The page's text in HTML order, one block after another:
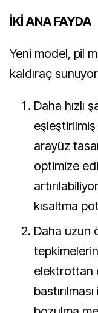
İKİ ANA FAYDA
Yeni model, pil
kaldıraç
Daha hızlı
arayüz
optimize
kısaltma
Daha uzun
elektrottan